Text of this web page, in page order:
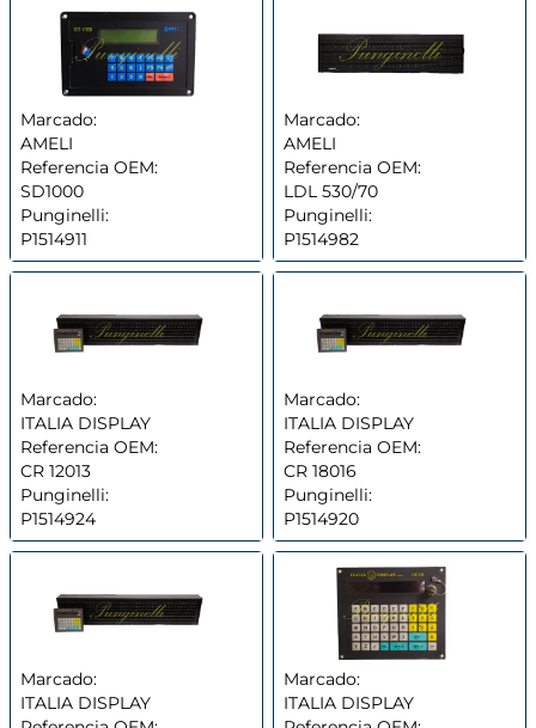
Marcado:
AMELI
Referencia OEM:
SD1000
Punginelli:
P1514911
Marcado:
AMELI
Referencia OEM:
LDL 530/70
Punginelli:
P1514982
Marcado:
ITALIA DISPLAY
Referencia OEM:
CR 12013
Punginelli:
P1514924
Marcado:
ITALIA DISPLAY
Referencia OEM:
CR 18016
Punginelli:
P1514920
Marcado:
ITALIA DISPLAY
Marcado:
ITALIA DISPLAY